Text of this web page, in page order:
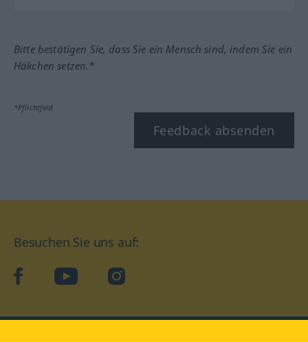
Bitte bestätigen Sie, dass Sie ein Mensch sind, indem Sie ein
Häkchen setzen.*
*Pflichtfeld
Feedback absenden
Besuchen Sie uns auf:
facebookYouTube Instagram